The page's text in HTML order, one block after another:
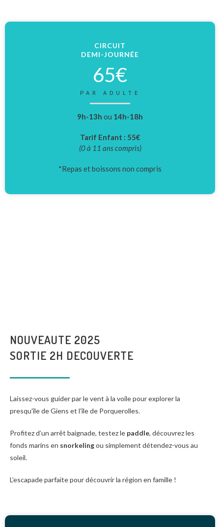
CIRCUIT
DEMI-JOURNÉE
65€
PAR ADULTE
9h-13h ou 14h-18h
Tarif Enfant : 55€
(0 à 11 ans compris)
*Repas et boissons non compris
NOUVEAUTE 2025
SORTIE 2H DECOUVERTE
Laissez-vous guider par le vent à la voile pour explorer la
presqu’île de Giens et l’île de Porquerolles.
Profitez d’un arrêt baignade, testez le paddle, découvrez les
fonds marins en snorkelingou simplement détendez-vous au
soleil.
L’escapade parfaite pour découvrir la région en famille !